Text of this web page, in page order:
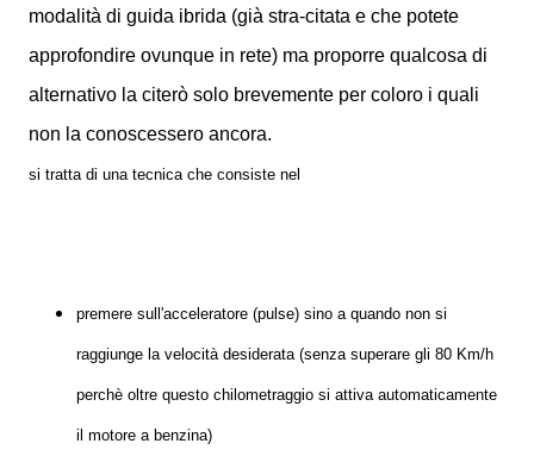
modalità di guida ibrida (già stra-citata e che potete
approfondire ovunque in rete) ma proporre qualcosa di
alternativo la citerò solo brevemente per coloro i quali
non la conoscessero ancora.
si tratta di una tecnica che consiste nel
premere sull'acceleratore (pulse) sino a quando non si
raggiunge la velocità desiderata (senza superare gli 80 Km/h
perchè oltre questo chilometraggio si attiva automaticamente
il motore a benzina)